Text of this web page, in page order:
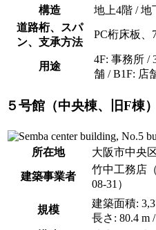
構造
地上4階 / 地
道路桁、スパ
ン、支承方法
PC桁床板、
用途
4F: 事務所 /
舗 / B1F: 店
５号館（中央棟、旧F棟）
所在地 大阪市中央
建築事業者
竹中工務店
08-31）
規模
建築面積:
長さ: 80.4 m